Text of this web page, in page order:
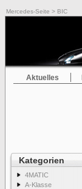
Mercedes-Seite > BIC
Aktuelles
Kategorien
4MATIC
A-Klasse